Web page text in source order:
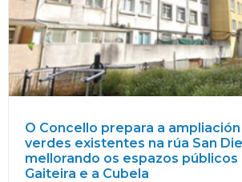
O Concello prepara a
verdes existentes na rúa San
mellorando os espazos públicos
Gaiteira e a Cubela